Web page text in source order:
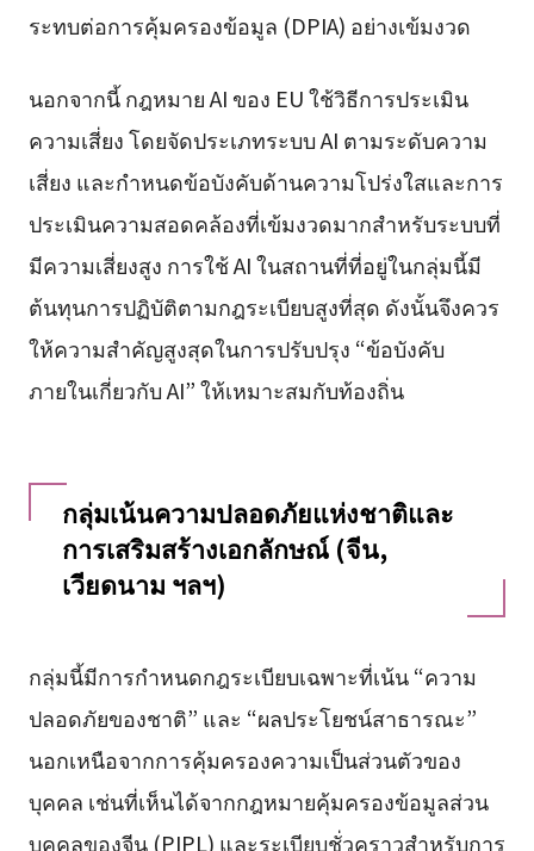
ระทบต่อการคุ้มครองข้อมูล (DPIA) อย่างเข้มงวด
นอกจากนี้ กฎหมาย AI ของ EU ใช้วิธีการประเมิน
ความเสี่ยง โดยจัดประเภทระบบ AI ตามระดับความ
เสี่ยง และกำหนดข้อบังคับด้านความโปร่งใสและการ
ประเมินความสอดคล้องที่เข้มงวดมากสำหรับระบบที่
มีความเสี่ยงสูง การใช้ AI ในสถานที่ที่อยู่ในกลุ่มนี้มี
ต้นทุนการปฏิบัติตามกฎระเบียบสูงที่สุด ดังนั้นจึงควร
ให้ความสำคัญสูงสุดในการปรับปรุง “ข้อบังคับ
ภายในเกี่ยวกับ AI” ให้เหมาะสมกับท้องถิ่น
กลุ่มเน้นความปลอดภัยแห่งชาติและ
การเสริมสร้างเอกลักษณ์ (จีน,
เวียดนาม ฯลฯ)
กลุ่มนี้มีการกำหนดกฎระเบียบเฉพาะที่เน้น “ความ
ปลอดภัยของชาติ” และ “ผลประโยชน์สาธารณะ”
นอกเหนือจากการคุ้มครองความเป็นส่วนตัวของ
บุคคล เช่นที่เห็นได้จากกฎหมายคุ้มครองข้อมูลส่วน
บุคคลของจีน (PIPL) และระเบียบชั่วคราวสำหรับการ